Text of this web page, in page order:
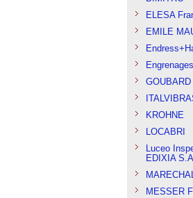
ELESA
EMILE
GOUBARD
KROHNE
LOCABRI
Luceo
EDIXIA
MESSER